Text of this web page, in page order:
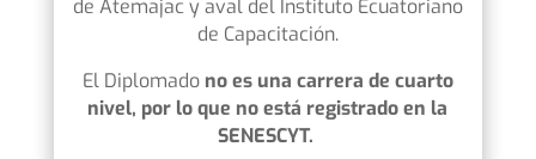
de Atemajacy aval del Instituto Ecuatoriano
de Capacitación.
El Diplomado no es una carrera de cuarto
nivel, por lo que no está registrado en la
SENESCYT.